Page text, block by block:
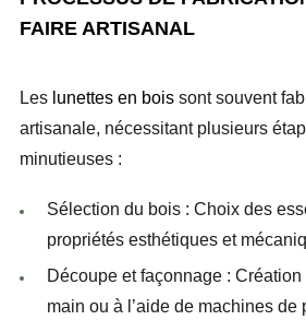
FAIRE ARTISANAL
Les lunettes en bois sont souvent
artisanale, nécessitant plusieurs
minutieuses :
Sélection du bois : Choix des
propriétés esthétiques et
Découpe et façonnage :
main ou à l’aide de machines de